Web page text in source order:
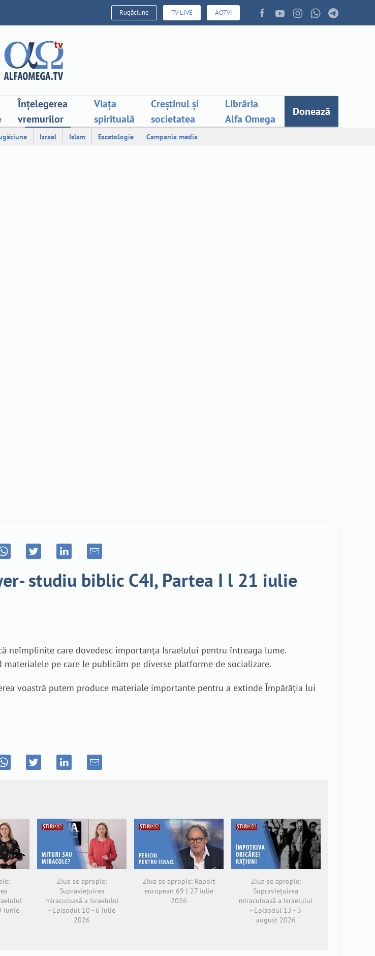
Rugăciune TV LIVE AOTVi
Înțelegerea
vremurilor
Viața
spirituală
Creștinul și
societatea
Librăria
Alfa Omega
Donează
Israel Islam Escatologie Campania media
studiu biblic C4I, Partea I l 21 iulie
neîmplinite care dovedesc importanța Israelului pentru întreaga lume.
pe care le publicăm pe diverse platforme de socializare.
voastră putem produce materiale importante pentru a extinde Împărăția lui
iunie
Ziua se apropie:
Supraviețuirea
miraculoasă a Israelului
- Episodul 10 - 6 iulie
2026
Ziua se apropie: Raport
european 69 l 27 iulie
2026
Ziua se apropie:
Supraviețuirea
miraculoasă a Israelului
- Episodul 13 - 3
august 2026